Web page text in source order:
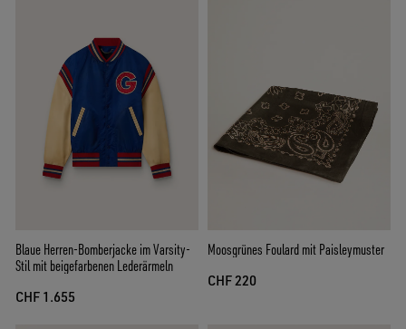
Blaue Herren-Bomberjacke im Varsity-
Stil mit beigefarbenen Lederärmeln
CHF 1.655
Moosgrünes Foulard mit Paisleymuster
CHF 220